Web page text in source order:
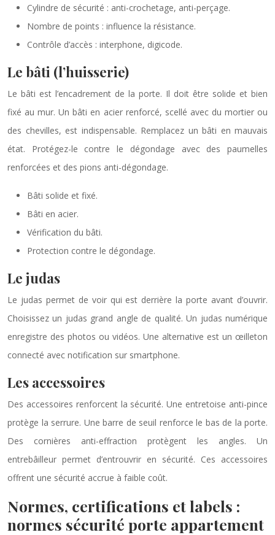
Cylindre de sécurité : anti-crochetage, anti-perçage.
Nombre de points : influence la résistance.
Contrôle d’accès : interphone, digicode.
Le bâti (l’huisserie)
Le bâti est l’encadrement de la porte. Il doit être solide et bien
fixé au mur. Un bâti en acier renforcé, scellé avec du mortier ou
des chevilles, est indispensable. Remplacez un bâti en mauvais
état. Protégez-le contre le dégondage avec des paumelles
renforcées et des pions anti-dégondage.
Bâti solide et fixé.
Bâti en acier.
Vérification du bâti.
Protection contre le dégondage.
Le judas
Le judas permet de voir qui est derrière la porte avant d’ouvrir.
Choisissez un judas grand angle de qualité. Un judas numérique
enregistre des photos ou vidéos. Une alternative est un œilleton
connecté avec notification sur smartphone.
Les accessoires
Des accessoires renforcent la sécurité. Une entretoise anti-pince
protège la serrure. Une barre de seuil renforce le bas de la porte.
Des cornières anti-effraction protègent les angles. Un
entrebâilleur permet d’entrouvrir en sécurité. Ces accessoires
offrent une sécurité accrue à faible coût.
Normes, certifications et labels :
normes sécurité porte appartement